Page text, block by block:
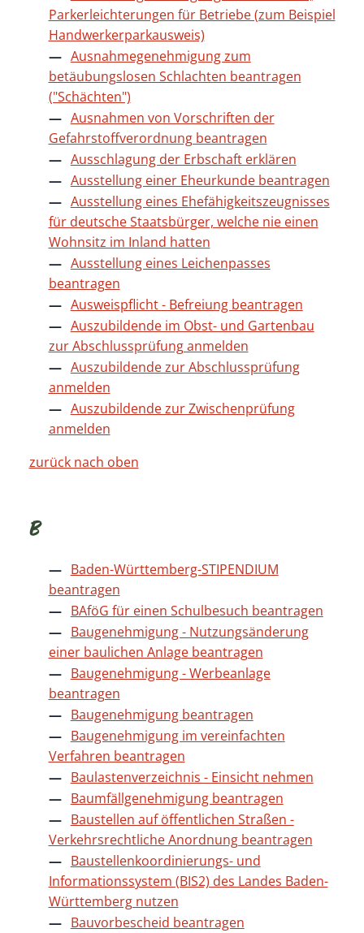
Parkerleichterungen für Betriebe (zum Beispiel
Handwerkerparkausweis)
Ausnahmegenehmigung zum
betäubungslosen Schlachten beantragen
("Schächten")
Ausnahmen von Vorschriften der
Gefahrstoffverordnung beantragen
Ausschlagung der Erbschaft erklären
Ausstellung einer Eheurkunde beantragen
Ausstellung eines Ehefähigkeitszeugnisses
für deutsche Staatsbürger, welche nie einen
Wohnsitz im Inland hatten
Ausstellung eines Leichenpasses
beantragen
Ausweispflicht - Befreiung beantragen
Auszubildende im Obst- und Gartenbau
zur Abschlussprüfung anmelden
Auszubildende zur Abschlussprüfung
anmelden
Auszubildende zur Zwischenprüfung
anmelden
zurück nach oben
B
Baden-Württemberg-STIPENDIUM
beantragen
BAföG für einen Schulbesuch beantragen
Baugenehmigung - Nutzungsänderung
einer baulichen Anlage beantragen
Baugenehmigung - Werbeanlage
beantragen
Baugenehmigung beantragen
Baugenehmigung im vereinfachten
Verfahren beantragen
Baulastenverzeichnis - Einsicht nehmen
Baumfällgenehmigung beantragen
Baustellen auf öffentlichen Straßen -
Verkehrsrechtliche Anordnung beantragen
Baustellenkoordinierungs- und
Informationssystem (BIS2) des Landes Baden-
Württemberg nutzen
Bauvorbescheid beantragen